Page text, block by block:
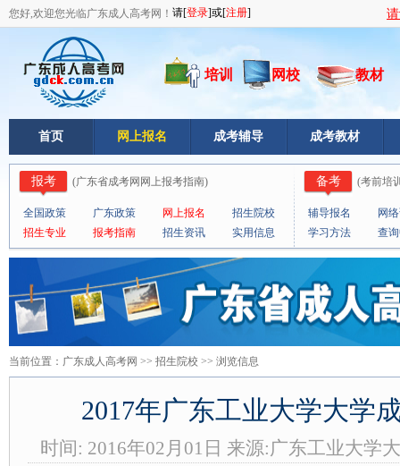
您好,欢迎您光临广东成人高考网！
培训 网校 教材
首页 网上报名 成考辅导 成考教材
报考 (广东省成考网网上报考指南)
全国政策 广东政策 网上报名
招生院校
招生专业
报考指南 招生资讯 实用信息
备考 (考前培
辅导报名
网
学习方法
查
当前位置： 广东成人高考网 >> 招生院校 >> 浏览信息
2017年广东工业大学大学
时间: 2016年02月01日 来源:广东工业大学